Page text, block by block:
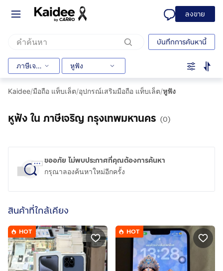
ลงขาย
บันทึกการค้นหานี้
ภาษีเจริญ หูฟัง
Kaidee/มือถือ แท็บเล็ต/อุปกรณ์เสริมมือถือ แท็บเล็ต/หูฟัง
หูฟัง ใน ภาษีเจริญ กรุงเทพมหานคร (0)
ขออภัย ไม่พบประกาศที่คุณต้องการค้นหา
กรุณาลองค้นหาใหม่อีกครั้ง
สินค้าที่ใกล้เคียง
HOT HOT